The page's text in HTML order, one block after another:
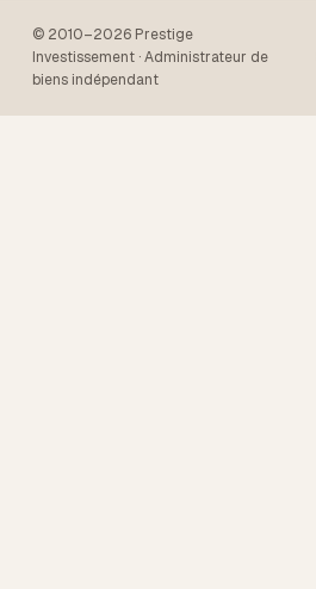
© 2010–2026 Prestige
Investissement · Administrateur de
biens indépendant